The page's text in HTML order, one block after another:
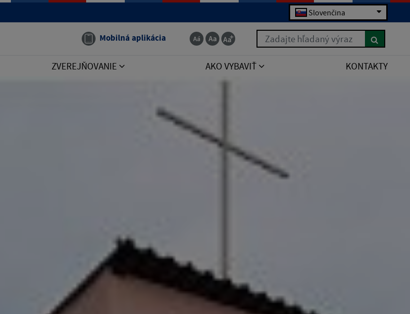
Slovenčina
Mobilná aplikácia Zadajte hľadaný výraz
ZVEREJŇOVANIE AKO VYBAVIŤ KONTAKTY